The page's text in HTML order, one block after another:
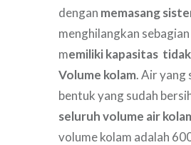
dengan memasang
menghilangkan
memiliki kapasitas
Volume kolam. Air yang
bentuk yang sudah
seluruh volume air
volume kolam adalah